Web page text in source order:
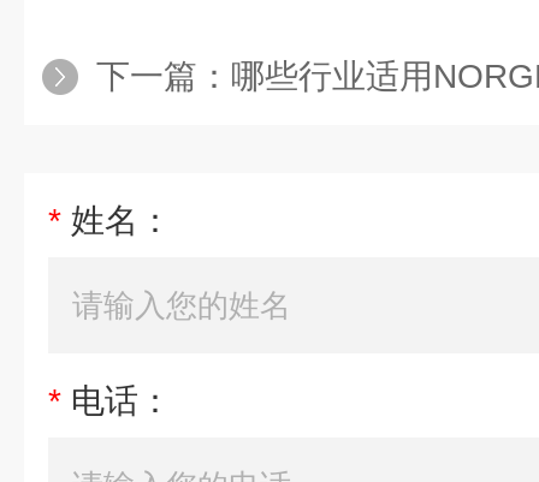
下一篇： 哪些行业适用
* 姓名：
* 电话：